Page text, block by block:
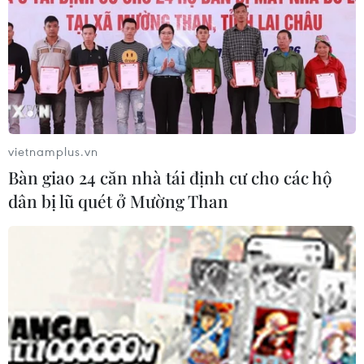
Mỹ ghi nhận ca tử vong đầu tiên
trong mùa dịch cyclosporiasis
04/08/2026 07:11
Phát hiện mới về quá trình lão hóa
của con người
02/08/2026 13:31
Sâm Ngọc Linh: Báu vật trong tay,
bao giờ "hóa rồng"?
vietnamplus.vn
Bàn giao 24 căn nhà tái định cư cho các hộ
dân bị lũ quét ở Mường Than